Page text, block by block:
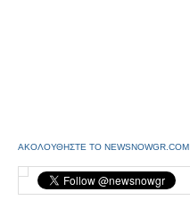
ΑΚΟΛΟΥΘΗΣΤΕ ΤΟ NEWSNOWGR.COM